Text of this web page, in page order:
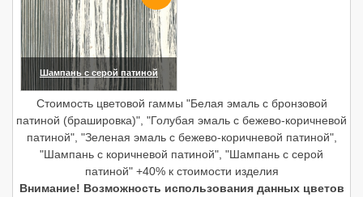
Шампань с серой патиной
Стоимость цветовой гаммы "Белая эмаль с бронзовой
патиной (брашировка)", "Голубая эмаль с бежево-коричневой
патиной", "Зеленая эмаль с бежево-коричневой патиной",
"Шампань с коричневой патиной", "Шампань с серой
патиной" +40% к стоимости изделия
Внимание! Возможность использования данных цветов